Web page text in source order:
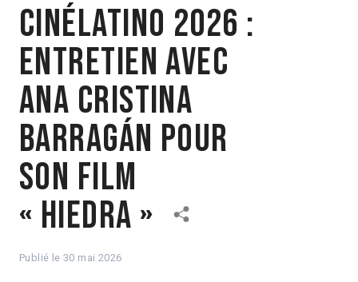
Cinélatino 2026 :
entretien avec
Ana Cristina
Barragán pour
son film
« Hiedra »
Publié le30 mai 2026